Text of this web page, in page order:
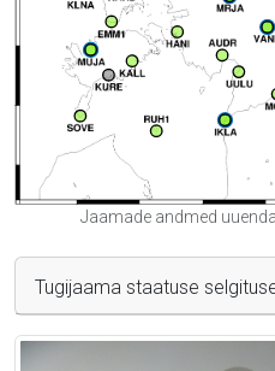
Jaamade andmed
Tugijaama staatuse